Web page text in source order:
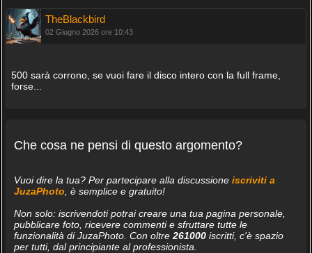
TheBlackbird
02 Giugno 2026 ore 10:43
500 sarà corrono, se vuoi fare il disco intero con la full frame,
forse...
Che cosa ne pensi di questo argomento?
Vuoi dire la tua? Per partecipare alla discussione iscriviti a
JuzaPhoto , è semplice e gratuito!
Non solo: iscrivendoti potrai creare una tua pagina personale,
pubblicare foto, ricevere commenti e sfruttare tutte le
funzionalità di JuzaPhoto. Con oltre 261000iscritti, c'è spazio
per tutti, dal principiante al professionista.